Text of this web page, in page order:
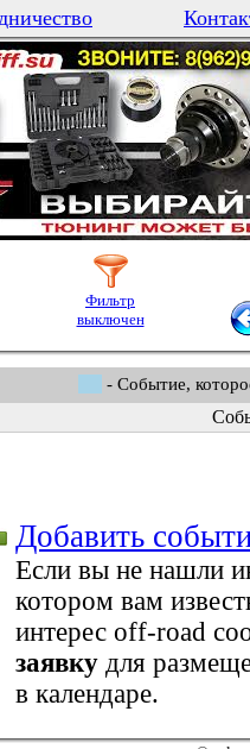
Фильтр
выключен
- Событие,
Добавить
Если вы не нашли
котором вам
интерес оff-road
заявку для
в календаре.